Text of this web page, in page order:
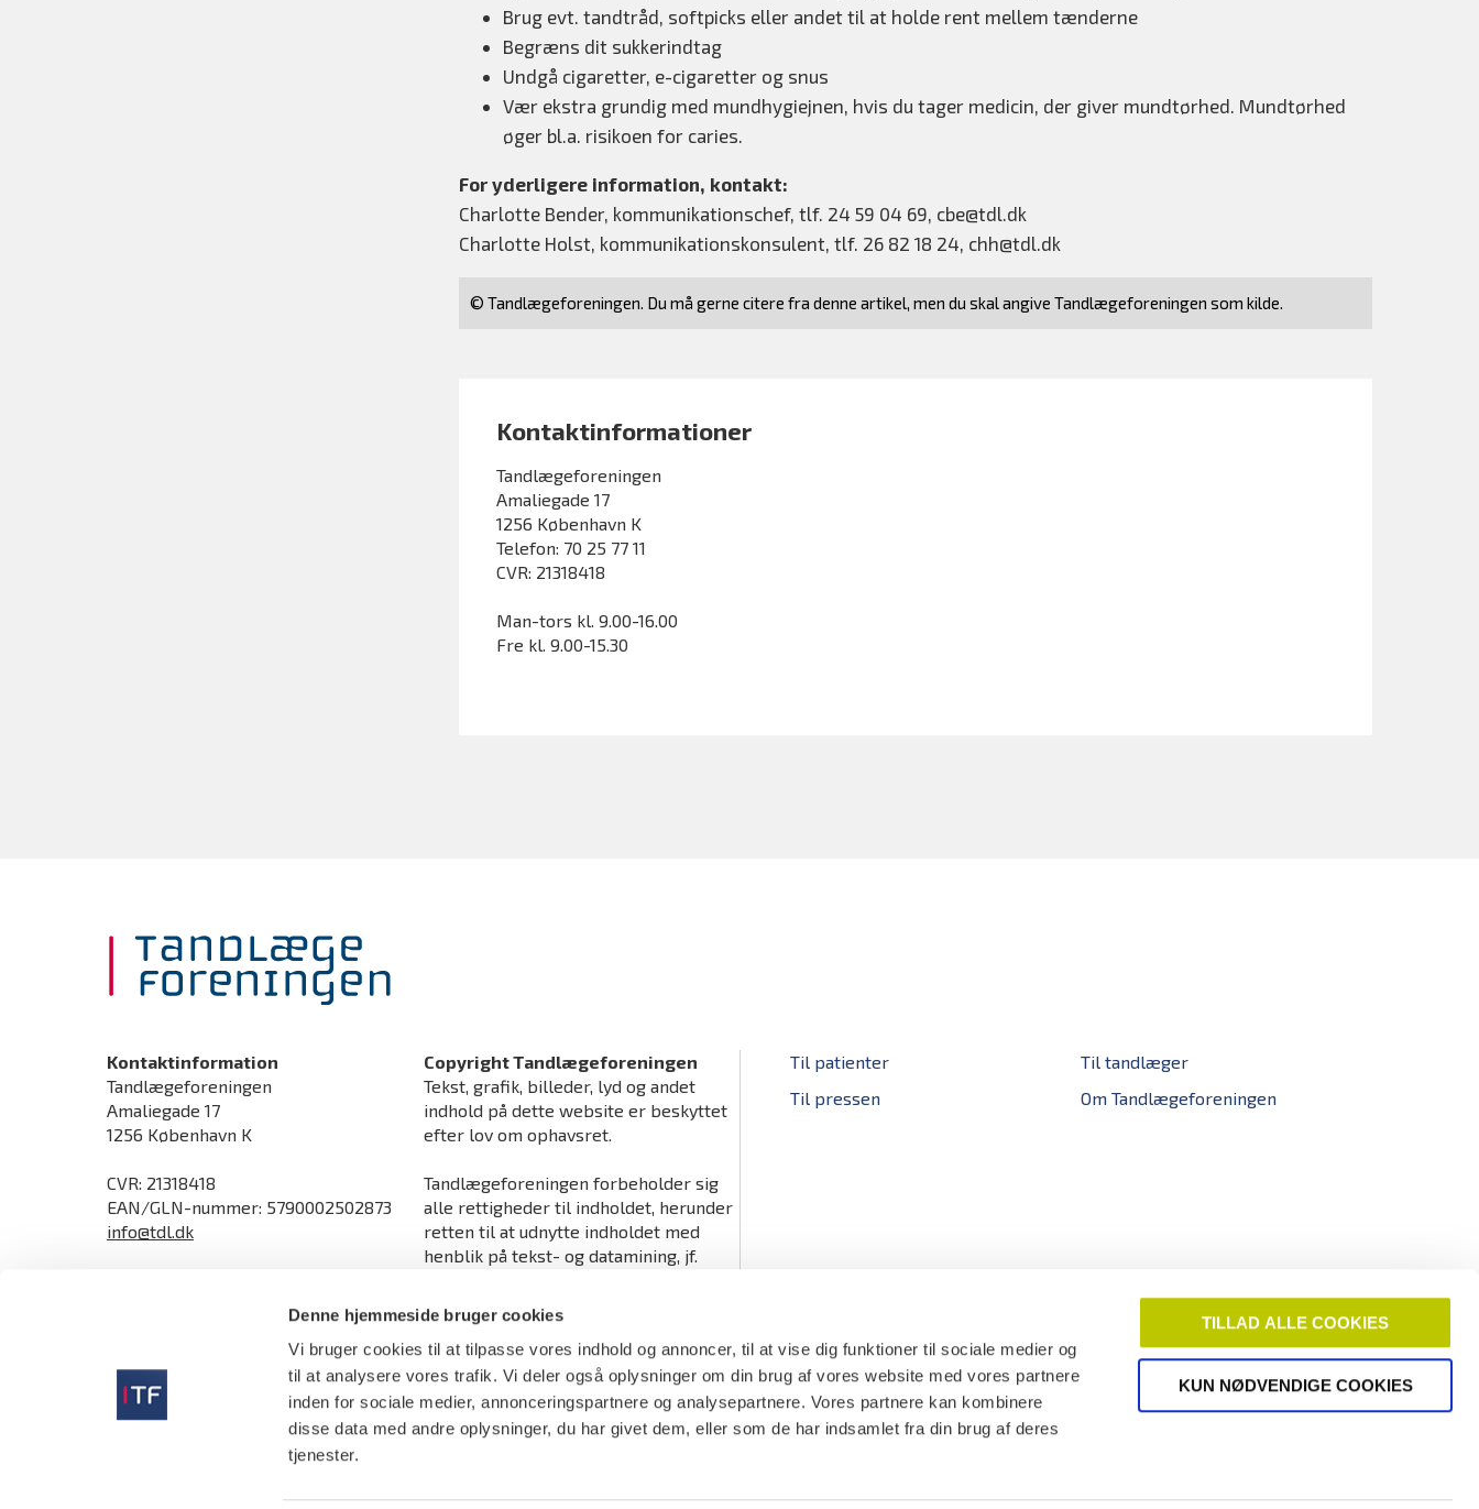
Denne hjemmeside bruger cookies
Vi bruger cookies til at tilpasse vores indhold og annoncer, til at vise dig funktioner til sociale medier og
til at analysere vores trafik. Vi deler også oplysninger om din brug af vores website med vores partnere
inden for sociale medier, annonceringspartnere og analysepartnere. Vores partnere kan kombinere
disse data med andre oplysninger, du har givet dem, eller som de har indsamlet fra din brug af deres
tjenester.
TILLAD ALLE COOKIES
KUN NØDVENDIGE COOKIES
Brug evt. tandtråd, softpicks eller andet til at holde rent mellem tænderne
Begræns dit sukkerindtag
Undgå cigaretter, e-cigaretter og snus
Vær ekstra grundig med mundhygiejnen, hvis du tager medicin, der giver mundtørhed. Mundtørhed
øger bl.a. risikoen for caries.
For yderligere information, kontakt:
Charlotte Bender, kommunikationschef, tlf. 24 59 04 69, cbe@tdl.dk
Charlotte Holst, kommunikationskonsulent, tlf. 26 82 18 24, chh@tdl.dk
© Tandlægeforeningen. Du må gerne citere fra denne artikel, men du skal angive Tandlægeforeningen som kilde.
Kontaktinformationer
Tandlægeforeningen
Amaliegade 17
1256 København K
Telefon: 70 25 77 11
CVR: 21318418
Man-tors kl. 9.00-16.00
Fre kl. 9.00-15.30
Kontaktinformation
Tandlægeforeningen
Amaliegade 17
1256 København K
CVR: 21318418
EAN/GLN-nummer: 5790002502873
info@tdl.dk
Send sikker mail og upload dokumenter
sikkert
Tlf: 70 25 77 11
Copyright Tandlægeforeningen
Tekst, grafik, billeder, lyd og andet
indhold på dette website er beskyttet
efter lov om ophavsret.
Tandlægeforeningen forbeholder sig
alle rettigheder til indholdet, herunder
retten til at udnytte indholdet med
henblik på tekst- og datamining, jf.
Til patienter
Til tandlæger
Til pressen
Om Tandlægeforeningen